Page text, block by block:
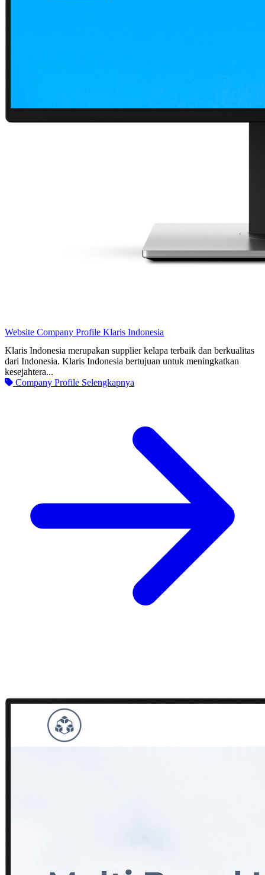
Website Company Profile Klaris Indonesia
Klaris Indonesia merupakan supplier kelapa terbaik dan berkualitas
dari Indonesia. Klaris Indonesia bertujuan untuk meningkatkan
kesejahtera...
Company Profile Selengkapnya